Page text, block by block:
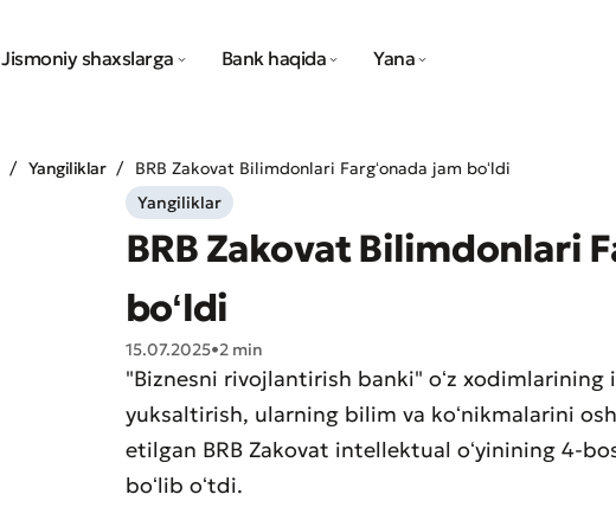
Jismoniy shaxslarga Bank haqida Yana
Yangiliklar
BRB Zakovat Bilimdonlari Fargʻonada jam boʻldi
Yangiliklar
BRB Zakovat Bilimdonlari
boʻldi
15.07.2025•2 min
"Biznesni rivojlantirish banki" oʻz
yuksaltirish, ularning bilim va koʻnikmalarini
etilgan BRB Zakovat intellektual oʻyinining 4-
boʻlib oʻtdi.